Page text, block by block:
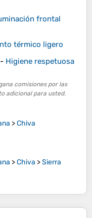
frontal
térmico ligero
- Higiene respetuosa
comisiones por las
adicional para usted.
>Chiva
>Chiva >Sierra